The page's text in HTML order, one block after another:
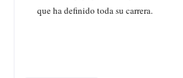
que ha definido toda su carrera.